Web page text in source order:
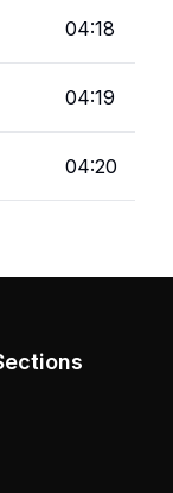
04:18
04:19
04:20